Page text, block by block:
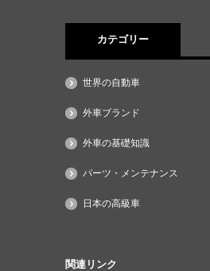
カテゴリー
世界の自動車
外車ブランド
外車の基礎知識
パーツ・メンテナンス
日本の高級車
関連リンク